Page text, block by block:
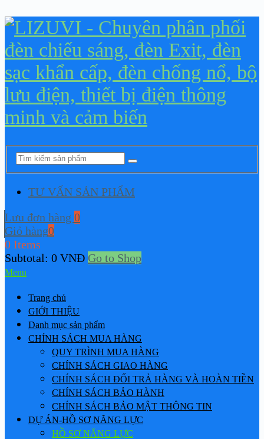
TƯ VẤN SẢN PHẨM
Lưu đơn hàng 0
Giỏ hàng0
0 Items
Subtotal: 0 VNĐ Go to Shop
Menu
Trang chủ
GIỚI THIỆU
Danh mục sản phẩm
CHÍNH SÁCH MUA HÀNG
QUY TRÌNH MUA HÀNG
CHÍNH SÁCH GIAO HÀNG
CHÍNH SÁCH ĐỔI TRẢ HÀNG VÀ HOÀN TIỀN
CHÍNH SÁCH BẢO HÀNH
CHÍNH SÁCH BẢO MẬT THÔNG TIN
DỰ ÁN-HỒ SƠ NĂNG LỰC
HỒ SƠ NĂNG LỰC